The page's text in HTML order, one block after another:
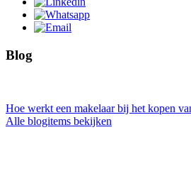
Blog
Hoe werkt een makelaar bij het kopen
Alle blogitems bekijken